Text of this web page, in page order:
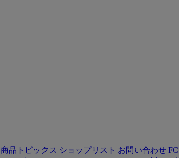
商品トピックス ショップリスト お問い合わせ